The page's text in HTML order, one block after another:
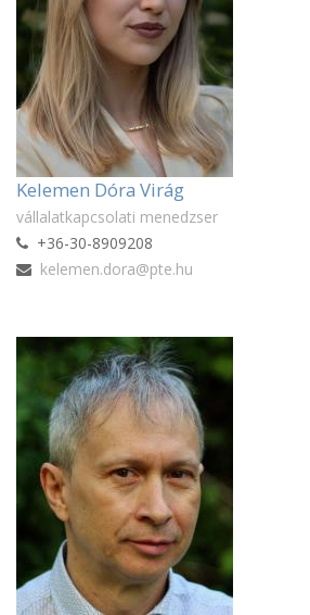
Kelemen Dóra Virág
vállalatkapcsolati menedzser
+36-30-8909208
kelemen.dora@pte.hu